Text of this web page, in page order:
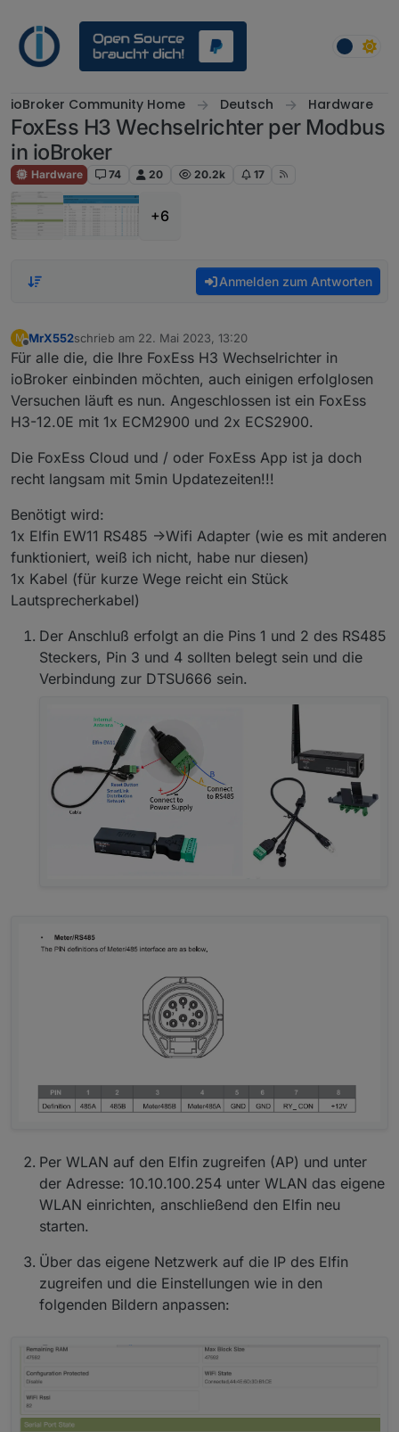
ioBroker Community Home Deutsch Hardware
FoxEss H3 Wechselrichter per Modbus
in ioBroker
Hardware 74 20 20.2k 17
+6
Anmelden zum Antworten
M
Offline
MrX552schrieb am 22. Mai 2023, 13:20
zuletzt editiert von
Für alle die, die Ihre FoxEss H3 Wechselrichter in
ioBroker einbinden möchten, auch einigen erfolglosen
Versuchen läuft es nun. Angeschlossen ist ein FoxEss
H3-12.0E mit 1x ECM2900 und 2x ECS2900.
Die FoxEss Cloud und / oder FoxEss App ist ja doch
recht langsam mit 5min Updatezeiten!!!
Benötigt wird:
1x Elfin EW11 RS485 ->Wifi Adapter (wie es mit anderen
funktioniert, weiß ich nicht, habe nur diesen)
1x Kabel (für kurze Wege reicht ein Stück
Lautsprecherkabel)
Der Anschluß erfolgt an die Pins 1 und 2 des RS485
Steckers, Pin 3 und 4 sollten belegt sein und die
Verbindung zur DTSU666 sein.
Per WLAN auf den Elfin zugreifen (AP) und unter
der Adresse: 10.10.100.254 unter WLAN das eigene
WLAN einrichten, anschließend den Elfin neu
starten.
Über das eigene Netzwerk auf die IP des Elfin
zugreifen und die Einstellungen wie in den
folgenden Bildern anpassen: